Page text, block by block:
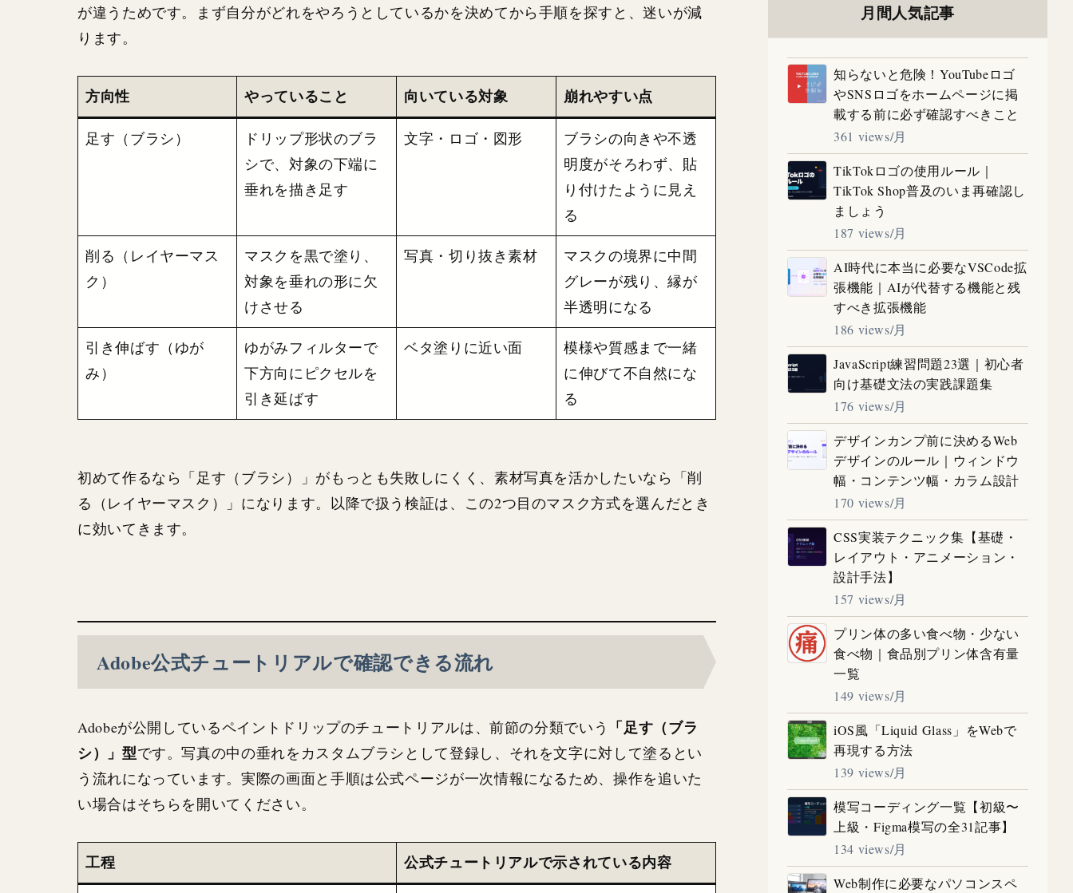
が違うためです。まず自分がどれをやろうとしているかを決めてから手順を探すと、迷いが減
ります。
方向性 やっていること 向いている対象 崩れやすい点
足す（ブラシ）
ドリップ形状のブラ
シで、対象の下端に
垂れを描き足す
文字・ロゴ・図形
ブラシの向きや不透
明度がそろわず、貼
り付けたように見え
る
削る（レイヤーマス
ク）
マスクを黒で塗り、
対象を垂れの形に欠
けさせる
写真・切り抜き素材
マスクの境界に中間
グレーが残り、縁が
半透明になる
引き伸ばす（ゆが
み）
ゆがみフィルターで
下方向にピクセルを
引き延ばす
ベタ塗りに近い面
模様や質感まで一緒
に伸びて不自然にな
る
初めて作るなら「足す（ブラシ）」がもっとも失敗しにくく、素材写真を活かしたいなら「削
る（レイヤーマスク）」になります。以降で扱う検証は、この2つ目のマスク方式を選んだとき
に効いてきます。
Adobe公式チュートリアルで確認できる流れ
Adobeが公開しているペイントドリップのチュートリアルは、前節の分類でいう 「足す（ブラ
シ）」型です。写真の中の垂れをカスタムブラシとして登録し、それを文字に対して塗るとい
う流れになっています。実際の画面と手順は公式ページが一次情報になるため、操作を追いた
い場合はそちらを開いてください。
工程 公式チュートリアルで示されている内容
月間人気記事
知らないと危険！YouTubeロゴ
やSNSロゴをホームページに掲
載する前に必ず確認すべきこと
361 views/月
TikTokロゴの使用ルール｜
TikTok Shop普及のいま再確認し
ましょう
187 views/月
AI時代に本当に必要なVSCode拡
張機能｜AIが代替する機能と残
すべき拡張機能
186 views/月
JavaScript練習問題23選｜初心者
向け基礎文法の実践課題集
176 views/月
デザインカンプ前に決めるWeb
デザインのルール｜ウィンドウ
幅・コンテンツ幅・カラム設計
170 views/月
CSS実装テクニック集【基礎・
レイアウト・アニメーション・
設計手法】
157 views/月
プリン体の多い食べ物・少ない
食べ物｜食品別プリン体含有量
一覧
149 views/月
iOS風「Liquid Glass」をWebで
再現する方法
139 views/月
模写コーディング一覧【初級〜
上級・Figma模写の全31記事】
134 views/月
Web制作に必要なパソコンスペ